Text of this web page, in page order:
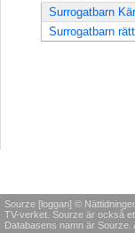
Surrogatbarn
Surrogatbarn
Sourze [loggan] ©
TV-verket. Sourze är också
Databasens namn är Sourze.